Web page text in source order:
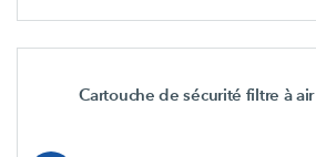
Cartouche de sécurité filtre à air